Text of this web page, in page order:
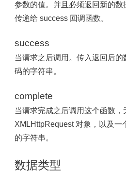
参数的值。并且必须返回新的数
传递给 success 回调函数。
success
当请求之后调用。传入返回后
码的字符串。
complete
当请求完成之后调用这个函数，
XMLHttpRequest 对象，以及一
的字符串。
数据类型